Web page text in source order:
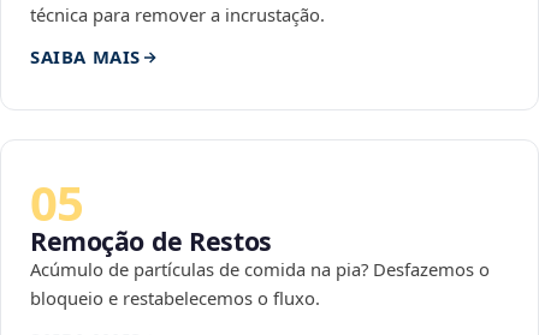
técnica para remover a incrustação.
SAIBA MAIS
05
Remoção de Restos
Acúmulo de partículas de comida na pia? Desfazemos o
bloqueio e restabelecemos o fluxo.